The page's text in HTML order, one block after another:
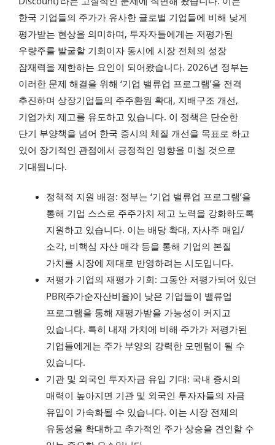
한국 기업들의 주가가 유사한 글로벌 기업들에 비해 낮게
평가받는 현상을 의미하며, 투자자들에게는 저평가된
우량주를 발굴할 기회이자 동시에 시장 전체의 성장
잠재력을 제한하는 요인이 되어왔습니다. 2026년 정부는
이러한 문제 해결을 위해 ‘기업 밸류업 프로그램’을 전격
추진하며 상장기업들의 주주환원 확대, 지배구조 개선,
기업가치 제고를 유도하고 있습니다. 이 정책은 단순한
단기 부양책을 넘어 한국 증시의 체질 개선을 목표로 하고
있어 장기적인 관점에서 긍정적인 영향을 미칠 것으로
기대됩니다.
정책적 지원 배경: 정부는 ‘기업 밸류업 프로그램’을
통해 기업 스스로 주주가치 제고 노력을 강화하도록
지원하고 있습니다. 이는 배당 확대, 자사주 매입/
소각, 비핵심 자산 매각 등을 통해 기업의 본질
가치를 시장에 제대로 반영하려는 시도입니다.
저평가 기업의 재평가 기회: 그동안 저평가되어 있던
PBR(주가순자산비율)이 낮은 기업들이 밸류업
프로그램을 통해 재평가받을 가능성이 커지고
있습니다. 특히 내재 가치에 비해 주가가 저평가된
기업들에게는 주가 부양의 강력한 모멘텀이 될 수
있습니다.
기관 및 외국인 투자자금 유입 기대: 국내 증시의
매력이 높아지면 기관 및 외국인 투자자들의 자금
유입이 가속화될 수 있습니다. 이는 시장 전체의
유동성을 확대하고 추가적인 주가 상승을 견인할 수